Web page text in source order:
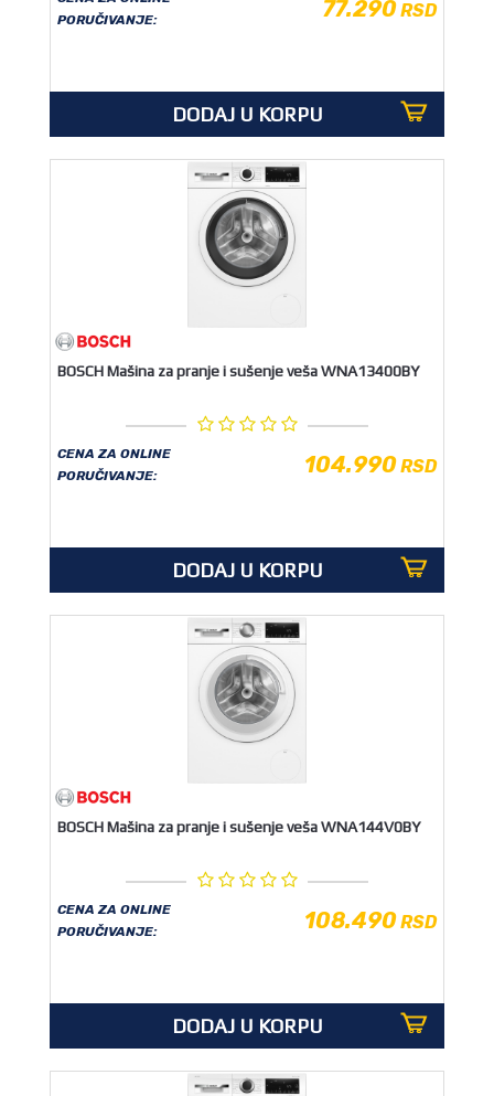
PORUČIVANJE:
77.290RSD
DODAJ U KORPU
BOSCH Mašina za pranje i sušenje veša WNA13400BY
CENA ZA ONLINE
PORUČIVANJE:
104.990RSD
DODAJ U KORPU
BOSCH Mašina za pranje i sušenje veša WNA144V0BY
CENA ZA ONLINE
PORUČIVANJE:
108.490RSD
DODAJ U KORPU